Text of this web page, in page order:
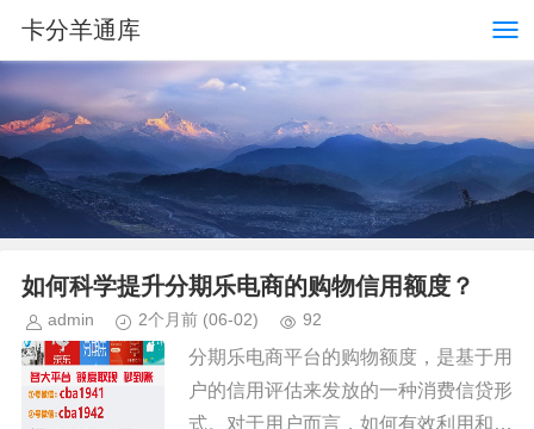
卡分羊通库
如何科学提升分期乐电商的购物信用额度？
admin 2个月前 (06-02) 92
分期乐电商平台的购物额度，是基于用
户的信用评估来发放的一种消费信贷形
式。对于用户而言，如何有效利用和提